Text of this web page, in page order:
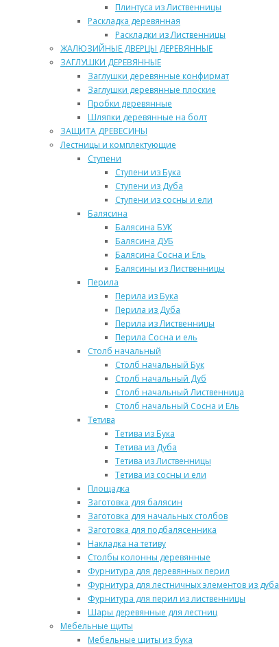
Плинтуса из Лиственницы
Раскладка деревянная
Раскладки из Лиственницы
ЖАЛЮЗИЙНЫЕ ДВЕРЦЫ ДЕРЕВЯННЫЕ
ЗАГЛУШКИ ДЕРЕВЯННЫЕ
Заглушки деревянные конфирмат
Заглушки деревянные плоские
Пробки деревянные
Шляпки деревянные на болт
ЗАЩИТА ДРЕВЕСИНЫ
Лестницы и комплектующие
Ступени
Ступени из Бука
Ступени из Дуба
Ступени из сосны и ели
Балясина
Балясина БУК
Балясина ДУБ
Балясина Сосна и Ель
Балясины из Лиственницы
Перила
Перила из Бука
Перила из Дуба
Перила из Лиственницы
Перила Сосна и ель
Столб начальный
Столб начальный Бук
Столб начальный Дуб
Столб начальный Лиственница
Столб начальный Сосна и Ель
Тетива
Тетива из Бука
Тетива из Дуба
Тетива из Лиственницы
Тетива из сосны и ели
Площадка
Заготовка для балясин
Заготовка для начальных столбов
Заготовка для подбалясенника
Накладка на тетиву
Столбы колонны деревянные
Фурнитура для деревянных перил
Фурнитура для лестничных элементов из дуба
Фурнитура для перил из лиственницы
Шары деревянные для лестниц
Мебельные щиты
Мебельные щиты из бука